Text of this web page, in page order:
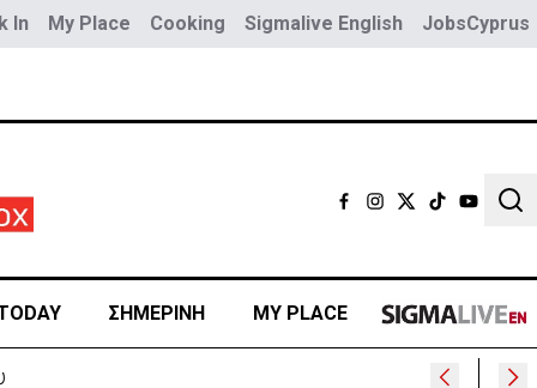
In My Place Cooking Sigmalive English JobsCyprus
ΣΗΜΕΡΙΝΗ MY PLACE